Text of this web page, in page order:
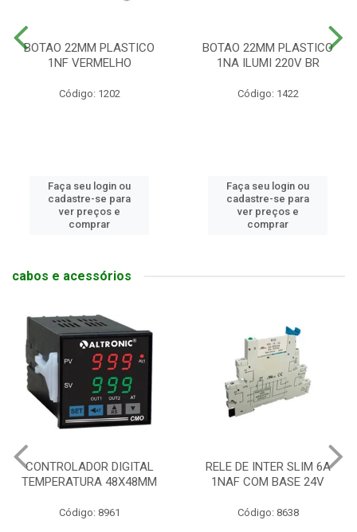
BOTAO 22MM PLASTICO
1NF VERMELHO
Código: 1202
Faça seu login ou
cadastre-se para
ver preços e
comprar
BOTAO 22MM PLASTICO
1NA ILUMI 220V BR
Código: 1422
Faça seu login ou
cadastre-se para
ver preços e
comprar
cabos e acessórios
CONTROLADOR DIGITAL
TEMPERATURA 48X48MM
Código: 8961
RELE DE INTER SLIM 6A
1NAF COM BASE 24V
Código: 8638